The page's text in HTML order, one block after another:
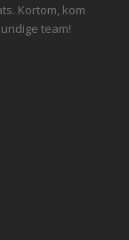
Kortom, kom
team!